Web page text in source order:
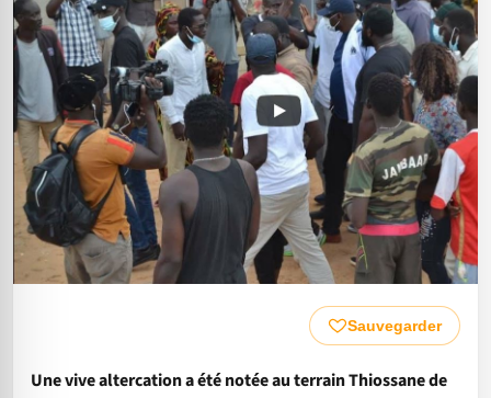
Sauvegarder
Une vive altercation a été notée au terrain Thiossane de